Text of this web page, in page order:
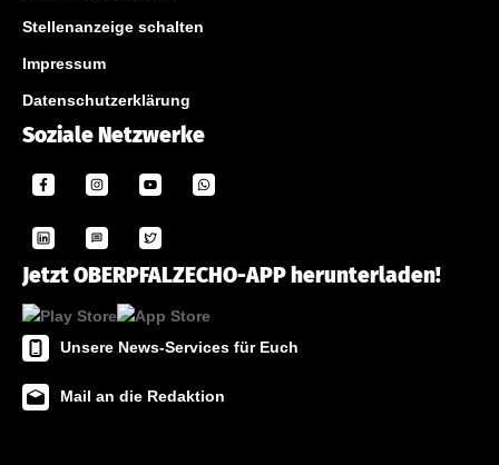
Stellenanzeige schalten
Impressum
Datenschutzerklärung
Soziale Netzwerke
Jetzt OBERPFALZECHO-APP herunterladen!
Unsere News-Services für Euch
Mail an die Redaktion